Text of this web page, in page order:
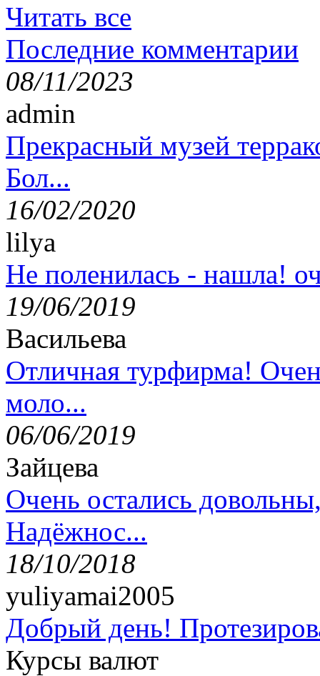
Читать все
Последние комментарии
08/11/2023
admin
Прекрасный музей
Бол...
16/02/2020
lilya
Не поленилась - нашла!
19/06/2019
Васильева
Отличная турфирма!
моло...
06/06/2019
Зайцева
Очень остались
Надёжнос...
18/10/2018
yuliyamai2005
Добрый день!
Курсы валют